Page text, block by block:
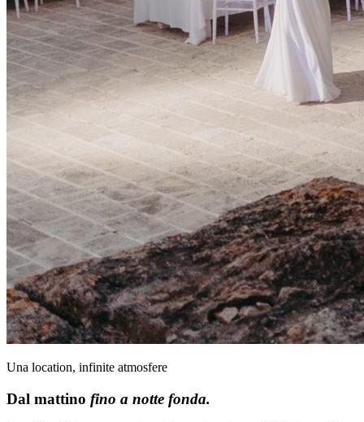
Una location, infinite atmosfere
Dal mattino fino a notte fonda.